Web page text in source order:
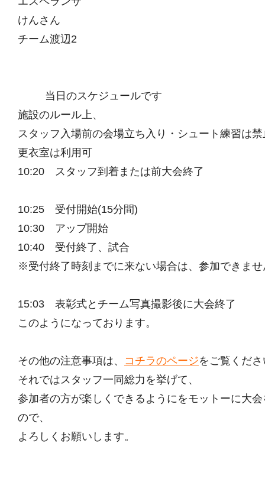
けんさん
チーム渡辺2
当日のスケジュールです
施設のルール上、
スタッフ入場前の会場立ち入り・シュート練習は
更衣室は利用可
10:20 スタッフ到着または前大会終了
10:25 受付開始(15分間)
10:30 アップ開始
10:40 受付終了、試合
※受付終了時刻までに来ない場合は、参加できませ
15:03 表彰式とチーム写真撮影後に大会終了
このようになっております。
その他の注意事項は、 コチラのページをご覧くだ
それではスタッフ一同総力を挙げて、
参加者の方が楽しくできるようにをモットーに大
ので、
よろしくお願いします。